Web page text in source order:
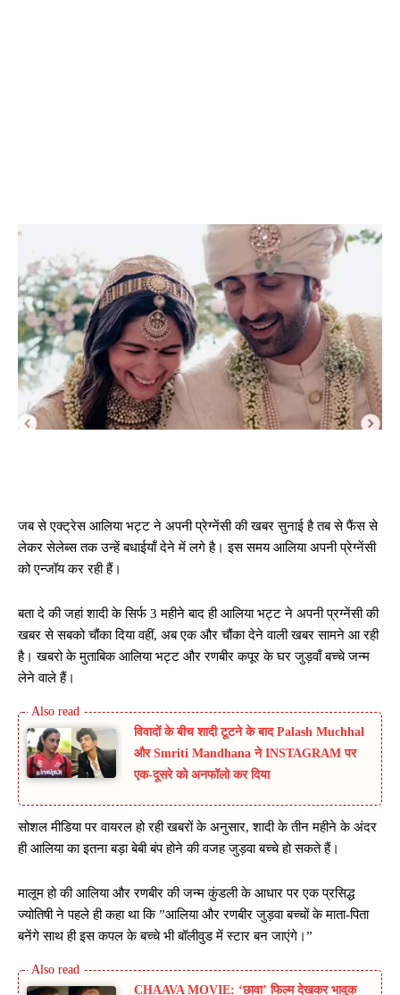
जब से एक्ट्रेस आलिया भट्ट ने अपनी प्रेग्नेंसी की खबर सुनाई है तब से फैंस से
लेकर सेलेब्स तक उन्हें बधाईयाँ देने में लगे है। इस समय आलिया अपनी प्रेग्नेंसी
को एन्जॉय कर रही हैं।
बता दे की जहां शादी के सिर्फ 3 महीने बाद ही आलिया भट्ट ने अपनी प्रग्नेंसी की
खबर से सबको चौंका दिया वहीं, अब एक और चौंका देने वाली खबर सामने आ रही
है। खबरो के मुताबिक आलिया भट्ट और रणबीर कपूर के घर जुड़वाँ बच्चे जन्म
लेने वाले हैं।
विवादों के बीच शादी टूटने के बाद Palash Muchhal
और Smriti Mandhana ने INSTAGRAM पर
एक-दूसरे को अनफॉलो कर दिया
सोशल मीडिया पर वायरल हो रही खबरों के अनुसार, शादी के तीन महीने के अंदर
ही आलिया का इतना बड़ा बेबी बंप होने की वजह जुड़वा बच्चे हो सकते हैं।
मालूम हो की आलिया और रणबीर की जन्म कुंडली के आधार पर एक प्रसिद्ध
ज्योतिषी ने पहले ही कहा था कि ”आलिया और रणबीर जुड़वा बच्चों के माता-पिता
बनेंगे साथ ही इस कपल के बच्चे भी बॉलीवुड में स्टार बन जाएंगे।”
CHAAVA MOVIE: ‘छावा’ फिल्म देखकर भावुक